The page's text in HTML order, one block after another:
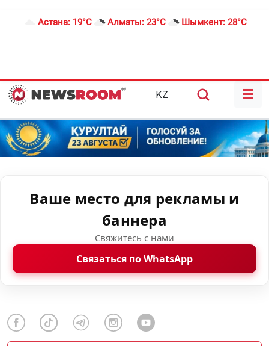
Астана: 19°C Алматы: 23°C Шымкент: 28°C
KZ ☰
Ваше место для рекламы и
баннера
Свяжитесь с нами
Связаться по WhatsApp